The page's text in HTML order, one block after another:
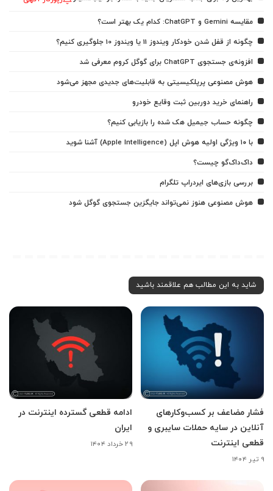
مقایسه Gemini و ChatGPT: کدام یک بهتر است؟
چگونه از قفل شدن خودکار ویندوز 11 یا ویندوز 10 جلوگیری کنیم؟
افزونه‌ی جستجوی ChatGPT برای گوگل کروم معرفی شد
هوش مصنوعی پرپلکیسیتی به قابلیت‌های جدیدی مجهز می‌شود
راهنمای خرید دوربین ثبت وقایع خودرو
چگونه حساب جیمیل هک شده را بازیابی کنیم؟
با ۱۰ ویژگی اولیه هوش اپل (Apple Intelligence) آشنا شوید
داک‌داک‌گو چیست؟
بررسی بازی‌های ایردراپ تلگرام
هوش مصنوعی هنوز نمی‌تواند جایگزین جستجوی گوگل شود
شاید به این مطالب هم علاقمند باشید
فشار مضاعف بر کسب‌وکارهای
آنلاین در سایه حملات سایبری و
قطعی اینترنت
۹ تیر ۱۴۰۴
ادامه قطعی گسترده اینترنت در
ایران
۲۹ خرداد ۱۴۰۴